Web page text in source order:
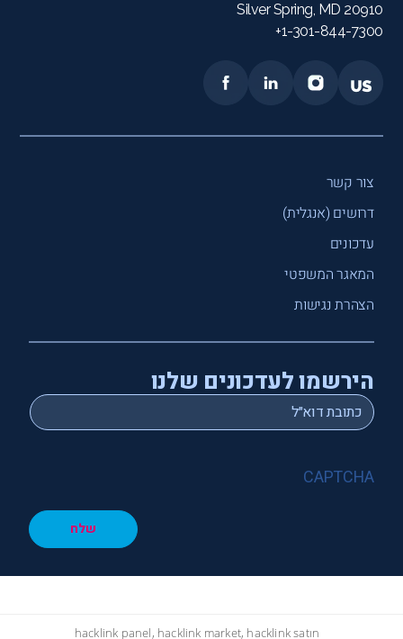
Silver Spring, MD 20910
1-301-844-7300+
צור קשר
דרושים (אנגלית)
עדכונים
המאגר המשפטי
הצהרת נגישות
הירשמו לעדכונים שלנו
Email
*
CAPTCHA
שלח
hacklink panel, hacklink market, hacklink satın